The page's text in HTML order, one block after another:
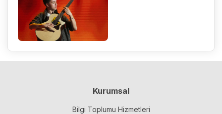
Kurumsal
Bilgi Toplumu Hizmetleri